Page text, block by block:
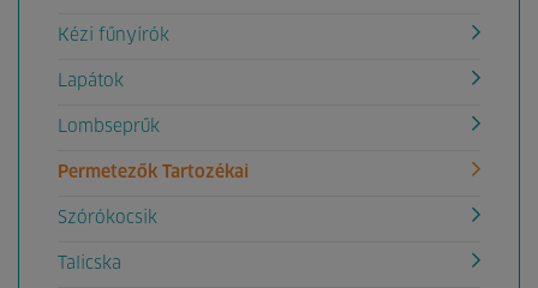
Kézi fűnyírók
Lapátok
Lombseprűk
Permetezők Tartozékai
Szórókocsik
Talicska